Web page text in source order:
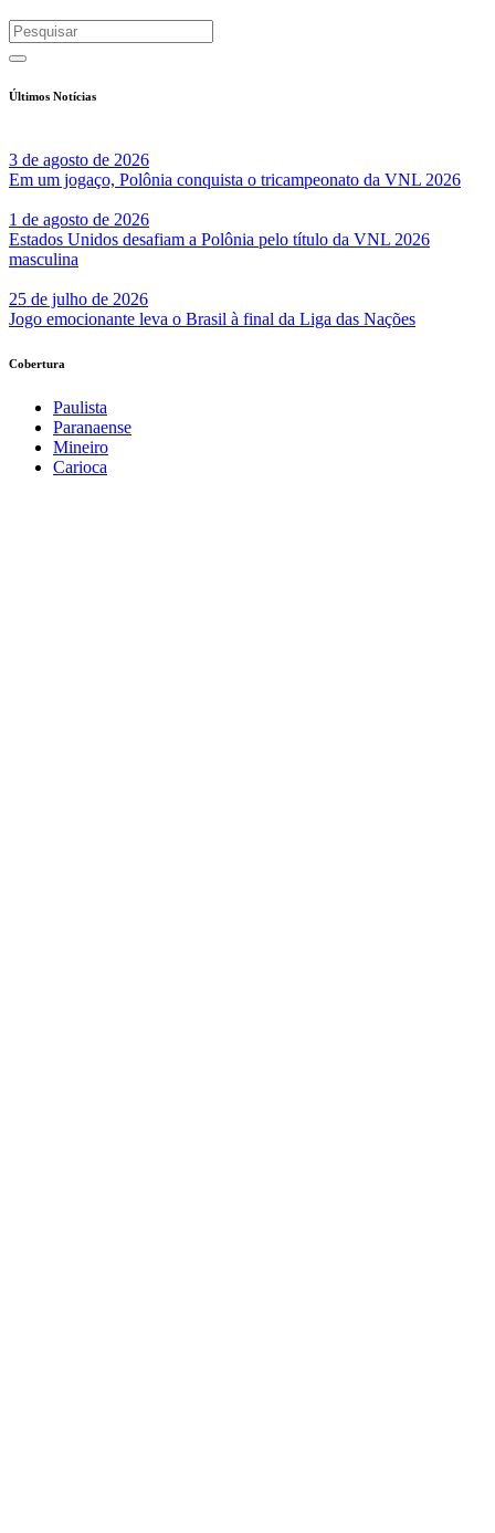
Últimos Notícias
3 de agosto de 2026
Em um jogaço, Polônia conquista o tricampeonato da VNL 2026
1 de agosto de 2026
Estados Unidos desafiam a Polônia pelo título da VNL 2026
masculina
25 de julho de 2026
Jogo emocionante leva o Brasil à final da Liga das Nações
Cobertura
Paulista
Paranaense
Mineiro
Carioca